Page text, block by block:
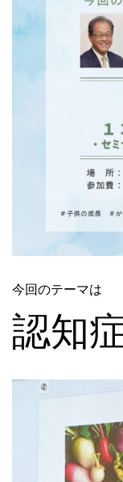
今回のテーマは
認知